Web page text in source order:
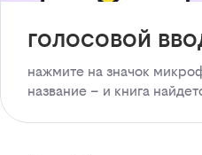
голосовой
нажмите на значок
название – и книга